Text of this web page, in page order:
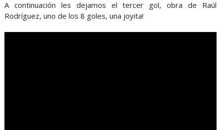
A continuación les dejamos el tercer gol, obra de Raúl
Rodríguez, uno de los 8 goles, una joyita!